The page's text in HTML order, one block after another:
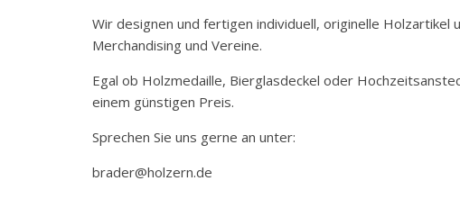
Wir designen und fertigen individuell, originelle
Merchandising und Vereine.
Egal ob Holzmedaille, Bierglasdeckel oder
einem günstigen Preis.
Sprechen Sie uns gerne an unter:
brader@holzern.de